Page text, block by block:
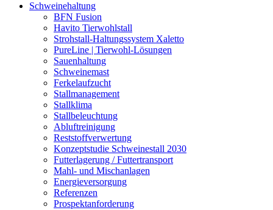
Schweinehaltung
BFN Fusion
Havito Tierwohlstall
Strohstall-Haltungssystem Xaletto
PureLine | Tierwohl-Lösungen
Sauenhaltung
Schweinemast
Ferkelaufzucht
Stallmanagement
Stallklima
Stallbeleuchtung
Abluftreinigung
Reststoffverwertung
Konzeptstudie Schweinestall 2030
Futterlagerung / Futtertransport
Mahl- und Mischanlagen
Energieversorgung
Referenzen
Prospektanforderung